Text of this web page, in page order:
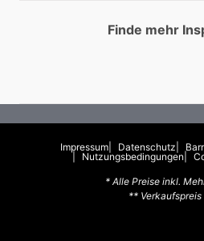
Finde mehr
Impressum Datenschutz
Nutzungsbedingungen
* Alle Preise inkl.
** Verkaufspreis